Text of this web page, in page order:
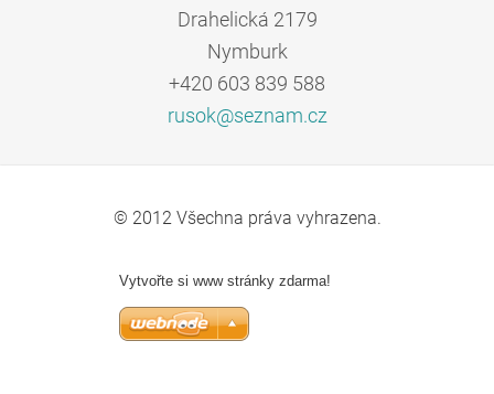
Drahelická 2179
Nymburk
+420 603 839 588
rusok@seznam.cz
© 2012 Všechna práva vyhrazena.
Vytvořte si www stránky zdarma!